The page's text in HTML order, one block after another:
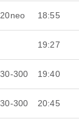
18:55
19:27
300 19:40
300 20:45